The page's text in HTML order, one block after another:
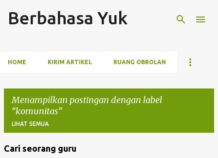
Langsung ke konten utama
Berbahasa Yuk
HOME KIRIM ARTIKEL RUANG OBROLAN
Menampilkan postingan dengan label
komunitas
LIHAT SEMUA
Cari seorang guru